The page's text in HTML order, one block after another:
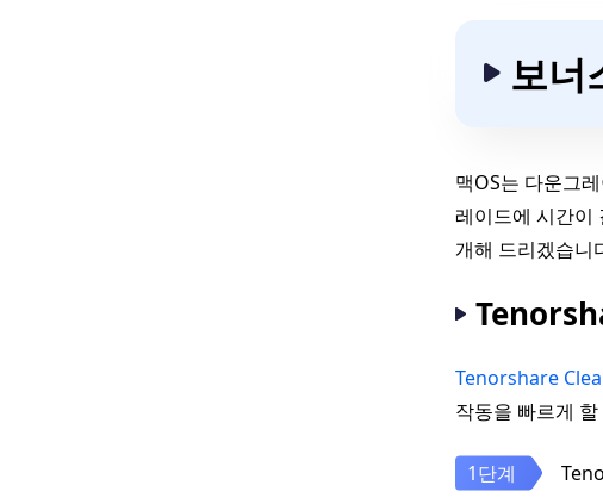
보너
맥OS는 다운그
레이드에 시간이
개해 드리겠습니
Tenorshare
작동을 빠르게